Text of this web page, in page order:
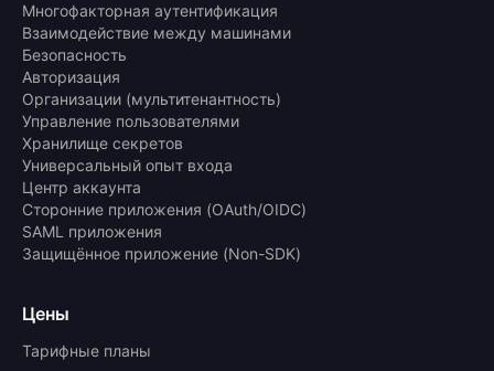
Многофакторная аутентификация
Взаимодействие между машинами
Безопасность
Авторизация
Организации (мультитенантность)
Управление пользователями
Хранилище секретов
Универсальный опыт входа
Центр аккаунта
Сторонние приложения (OAuth/OIDC)
SAML приложения
Защищённое приложение (Non-SDK)
Цены
Тарифные планы